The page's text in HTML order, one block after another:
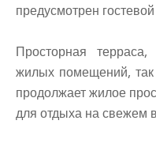
предусмотрен
Просторная
жилых помещений, так
продолжает жилое
для отдыха на свежем